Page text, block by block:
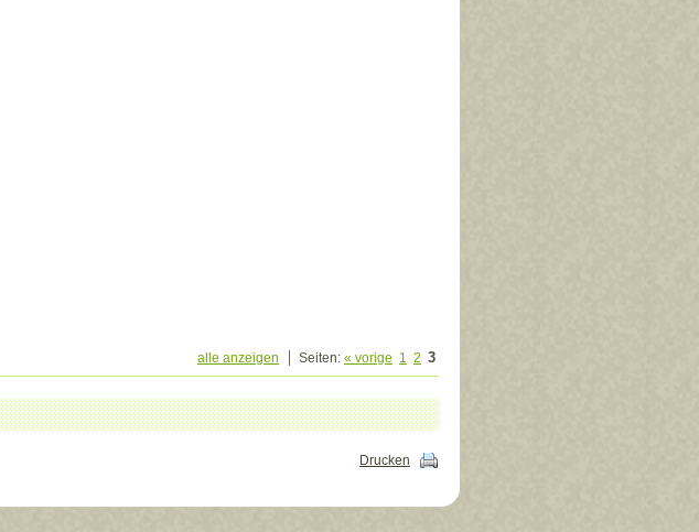
alle anzeigen Seiten: « vorige 1 2 3
Drucken